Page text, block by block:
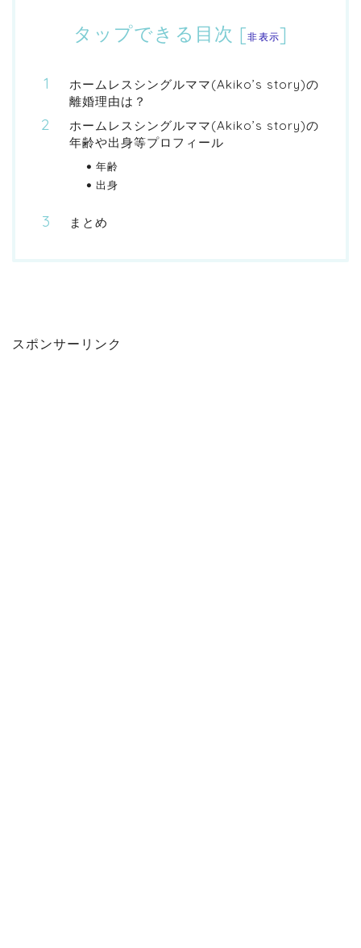
タップできる目次 [非表示]
ホームレスシングルママ(Akiko’s story)の
離婚理由は？
ホームレスシングルママ(Akiko’s story)の
年齢や出身等プロフィール
年齢
出身
まとめ
スポンサーリンク